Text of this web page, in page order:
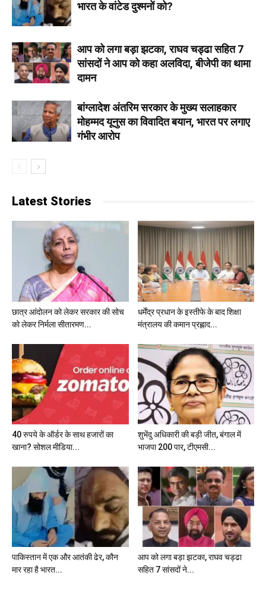
भारत के वांटेड दुश्मनों को?
आप को लगा बड़ा झटका, राघव चड्ढा सहित 7
सांसदों ने आप को कहा अलविदा, बीजेपी का थामा
दामन
बांग्लादेश अंतरिम सरकार के मुख्य सलाहकार
मोहम्मद यूनुस का विवादित बयान, भारत पर लगाए
गंभीर आरोप
Latest Stories
छात्र आंदोलन को लेकर सरकार की सोच
को लेकर निर्मला सीतारमण...
धर्मेंद्र प्रधान के इस्तीफे के बाद शिक्षा
मंत्रालय की कमान प्रह्लाद...
40 रुपये के ऑर्डर के साथ हजारों का
खाना? सोशल मीडिया...
शुभेंदु अधिकारी की बड़ी जीत, बंगाल में
भाजपा 200 पार, टीएमसी...
पाकिस्तान में एक और आतंकी ढेर, कौन
मार रहा है भारत...
आप को लगा बड़ा झटका, राघव चड्ढा
सहित 7 सांसदों ने...